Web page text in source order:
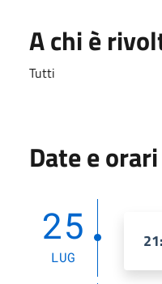
A chi è
Tutti
Date e orari
25
LUG